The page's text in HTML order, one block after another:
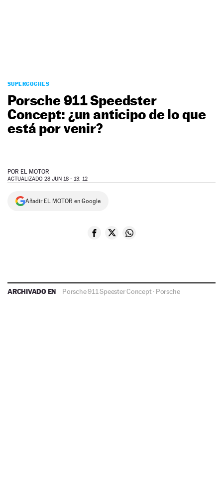
SUPERCOCHES
Porsche 911 Speedster
Concept: ¿un anticipo de lo que
está por venir?
POR EL MOTOR
ACTUALIZADO 28 JUN 18 - 13: 12
Añadir EL MOTOR en Google
ARCHIVADO EN Porsche 911 Speester Concept· Porsche